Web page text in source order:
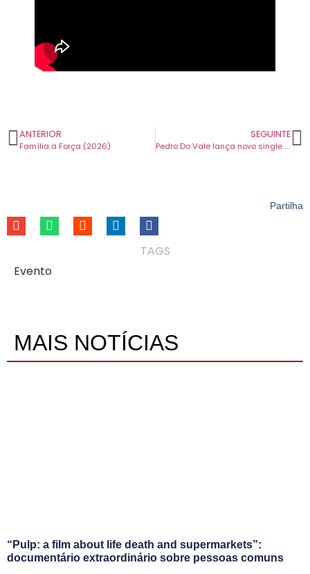
ANTERIOR
Família à Força (2026)
SEGUINTE
Pedro Do Vale lança novo single “Não Sei Onde Vais”.
Partilha
TAGS
Evento
MAIS NOTÍCIAS
“Pulp: a film about life death and supermarkets”:
documentário extraordinário sobre pessoas comuns